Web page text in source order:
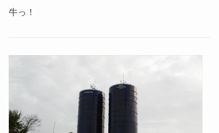
牛っ！